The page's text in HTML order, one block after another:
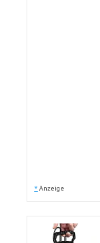
* Anzeige